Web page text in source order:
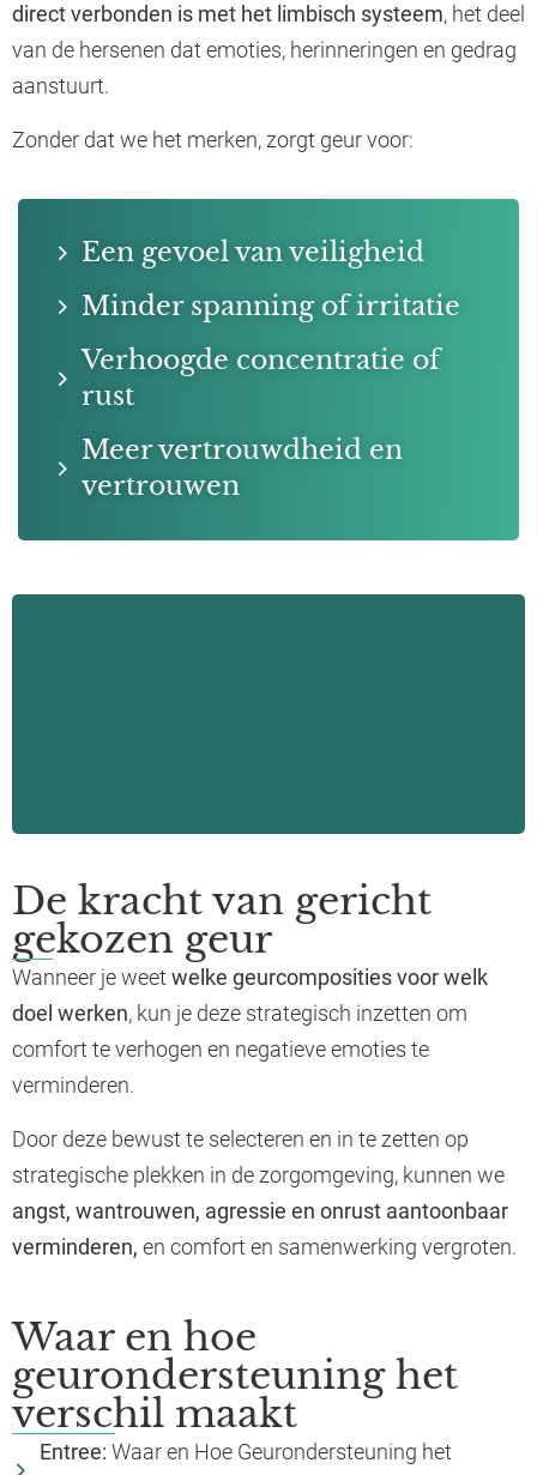
direct verbonden is met het limbisch systeem, het deel
van de hersenen dat emoties, herinneringen en gedrag
aanstuurt.
Zonder dat we het merken, zorgt geur voor:
Een gevoel van veiligheid
Minder spanning of irritatie
Verhoogde concentratie of
rust
Meer vertrouwdheid en
vertrouwen
De kracht van gericht
gekozen geur
Wanneer je weet welke geurcomposities voor welk
doel werken, kun je deze strategisch inzetten om
comfort te verhogen en negatieve emoties te
verminderen.
Door deze bewust te selecteren en in te zetten op
strategische plekken in de zorgomgeving, kunnen we
angst, wantrouwen, agressie en onrust aantoonbaar
verminderen, en comfort en samenwerking vergroten.
Waar en hoe
geurondersteuning het
verschil maakt
Entree: Waar en Hoe Geurondersteuning het